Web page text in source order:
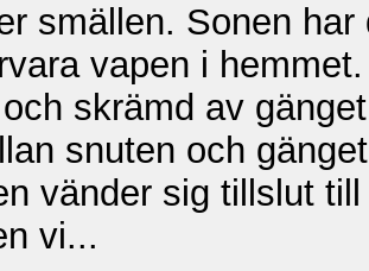
smällen. Sonen
vapen i
skrämd av
snuten och
vänder sig tillslut
vi...